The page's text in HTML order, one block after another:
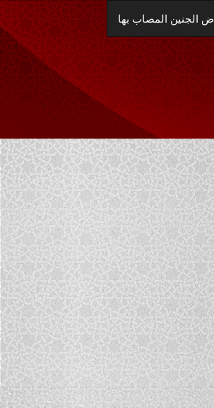
العودة
إلى
تفاصيل
المؤلَّف
الجنين المصاب بها